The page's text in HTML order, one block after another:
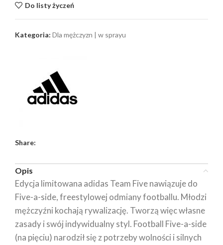
Do listy życzeń
Kategoria: Dla mężczyzn | w sprayu
Share:
Opis
Edycja limitowana adidas Team Five nawiązuje do
Five-a-side, freestylowej odmiany footballu. Młodzi
mężczyźni kochają rywalizację. Tworzą więc własne
zasady i swój indywidualny styl. Football Five-a-side
(na pięciu) narodził się z potrzeby wolności i silnych